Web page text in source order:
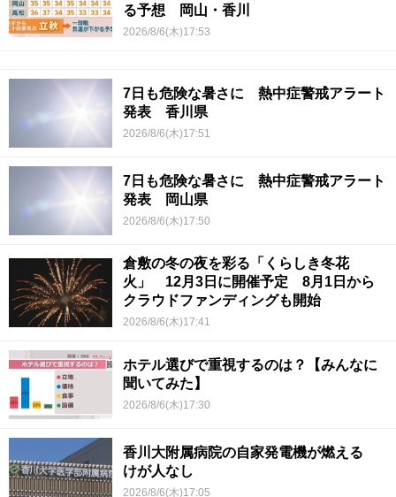
る予想 岡山・香川
2026/8/6(木)17:53
7日も危険な暑さに 熱中症警戒アラート
発表 香川県
2026/8/6(木)17:51
7日も危険な暑さに 熱中症警戒アラート
発表 岡山県
2026/8/6(木)17:50
倉敷の冬の夜を彩る「くらしき冬花
火」 12月3日に開催予定 8月1日から
クラウドファンディングも開始
2026/8/6(木)17:41
ホテル選びで重視するのは？【みんなに
聞いてみた】
2026/8/6(木)17:30
香川大附属病院の自家発電機が燃える
けが人なし
2026/8/6(木)17:05